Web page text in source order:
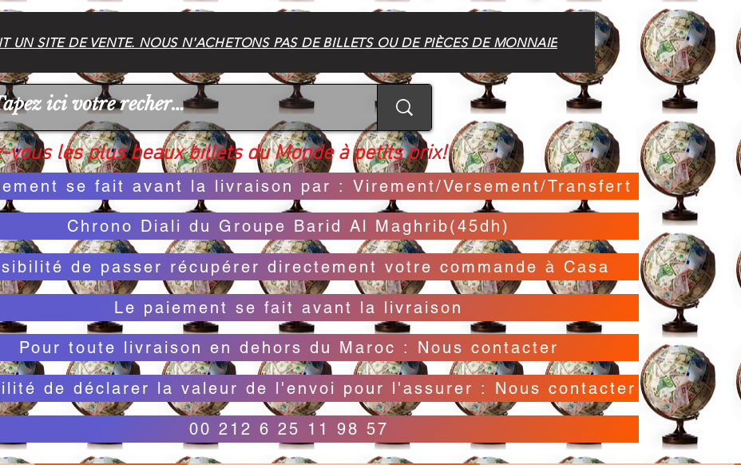
UN SITE DE VENTE. NOUS N'ACHETONS PAS DE BILLETS OU DE PIÈCES DE MONNAIE
vous les plus beaux billets du Monde à petits prix!
se fait avant la livraison par : Virement/Versement/Transfert
Chrono Diali du Groupe Barid Al Maghrib(45dh)
de passer récupérer directement votre commande à Casa
Le paiement se fait avant la livraison
Pour toute livraison en dehors du Maroc : Nous contacter
Possibilité de déclarer la valeur de l'envoi pour l'assurer : Nous contacter
00 212 6 25 11 98 57